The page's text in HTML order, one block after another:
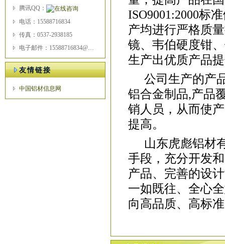
腾讯QQ：
电话：15588716834
传真：0537-2938185
电子邮件：15588716834@163.com
友情链接
中国铝材信息网
ISO9001:2000标
产均进行严格质
镜、韦伯硬度钳
生产出优质产品
公司生产的产
铝合金制品,产品
销人员，从而使
提高。
山东虎彪铝材
手段，充分开发
产品、完善的设
一如既往、全心
向高品质、高标